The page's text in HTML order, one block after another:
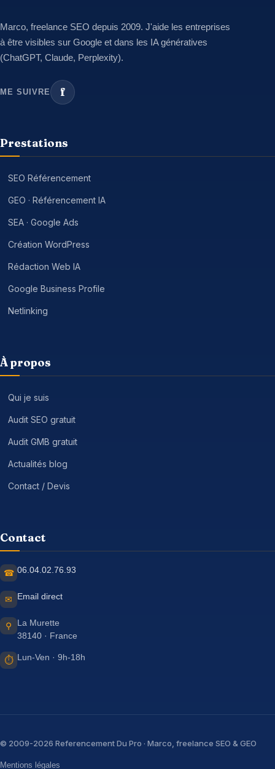
Marco, freelance SEO depuis 2009. J'aide les entreprises
à être visibles sur Google et dans les IA génératives
(ChatGPT, Claude, Perplexity).
ME SUIVRE f
Prestations
SEO Référencement
GEO · Référencement IA
SEA · Google Ads
Création WordPress
Rédaction Web IA
Google Business Profile
Netlinking
À propos
Qui je suis
Audit SEO gratuit
Audit GMB gratuit
Actualités blog
Contact / Devis
Contact
☎ 06.04.02.76.93
✉ Email direct
⚲
La Murette
38140 · France
⏱ Lun-Ven · 9h-18h
© 2009-2026 Referencement Du Pro · Marco, freelance SEO & GEO
Mentions légales